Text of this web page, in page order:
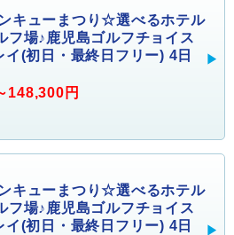
キューまつり☆選べるホテル
フ場♪鹿児島ゴルフチョイス
イ(初日・最終日フリー) 4日
148,300円
キューまつり☆選べるホテル
フ場♪鹿児島ゴルフチョイス
イ(初日・最終日フリー) 4日